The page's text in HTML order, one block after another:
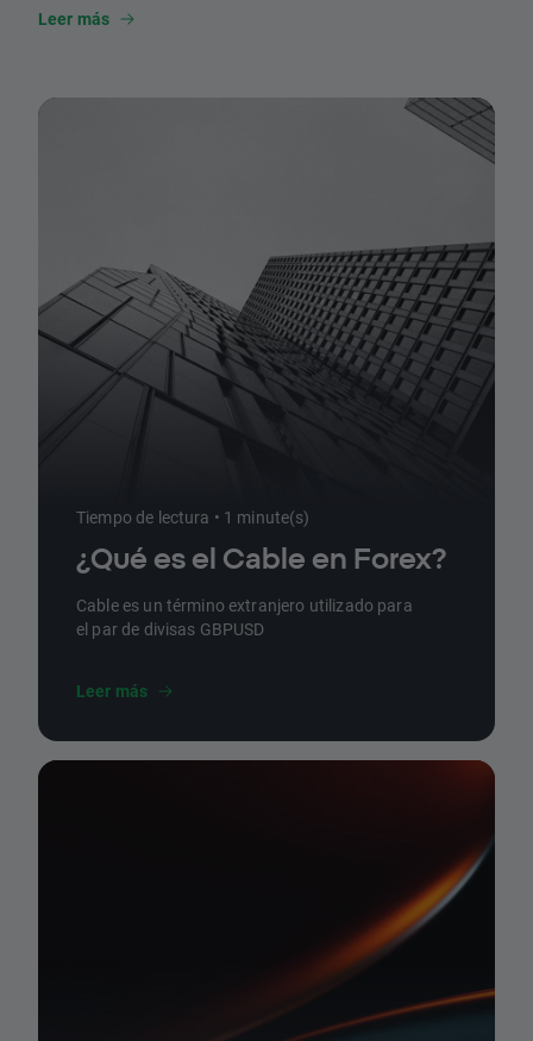
Leer más
Tiempo de lectura • 1 minute(s)
¿Qué es el Cable en Forex?
Cable es un término extranjero utilizado para
el par de divisas GBPUSD
Leer más